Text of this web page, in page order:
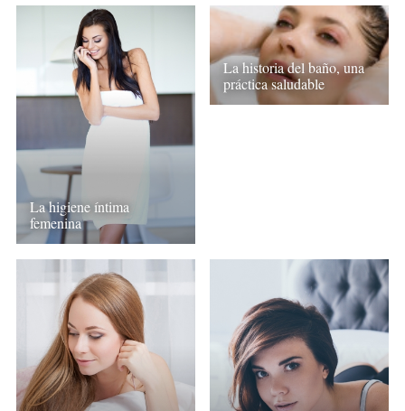
La higiene íntima
femenina
La historia del baño, una
práctica saludable